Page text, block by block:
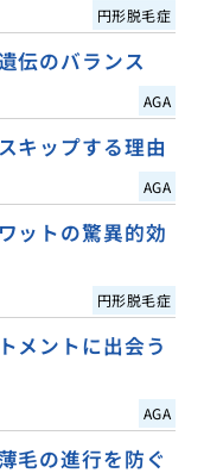
円形脱毛症
伝のバランス
AGA
キップする理由
AGA
ットの驚異的効
円形脱毛症
メントに出会う
AGA
毛の進行を防ぐ